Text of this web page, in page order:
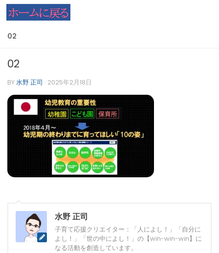
コンテンツへスキップ
02
02
BY水野 正司 · 2025年2月18日
水野 正司
子育て応援クリエイター：「人によし！」「自分に
よし！」「世の中によし！」の【win-win-win】に
なる活動を創造しています。